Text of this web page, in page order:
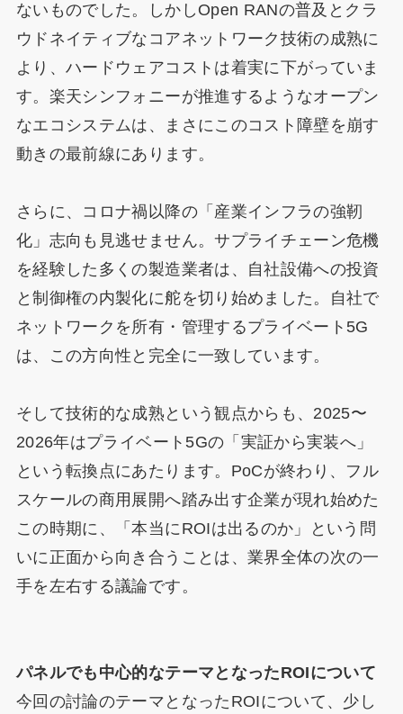
ないものでした。しかしOpen RANの普及とクラ
ウドネイティブなコアネットワーク技術の成熟に
より、ハードウェアコストは着実に下がっていま
す。楽天シンフォニーが推進するようなオープン
なエコシステムは、まさにこのコスト障壁を崩す
動きの最前線にあります。
さらに、コロナ禍以降の「産業インフラの強靭
化」志向も見逃せません。サプライチェーン危機
を経験した多くの製造業者は、自社設備への投資
と制御権の内製化に舵を切り始めました。自社で
ネットワークを所有・管理するプライベート5G
は、この方向性と完全に一致しています。
そして技術的な成熟という観点からも、2025〜
2026年はプライベート5Gの「実証から実装へ」
という転換点にあたります。PoCが終わり、フル
スケールの商用展開へ踏み出す企業が現れ始めた
この時期に、「本当にROIは出るのか」という問
いに正面から向き合うことは、業界全体の次の一
手を左右する議論です。
パネルでも中心的なテーマとなったROIについて
今回の討論のテーマとなったROIについて、少し